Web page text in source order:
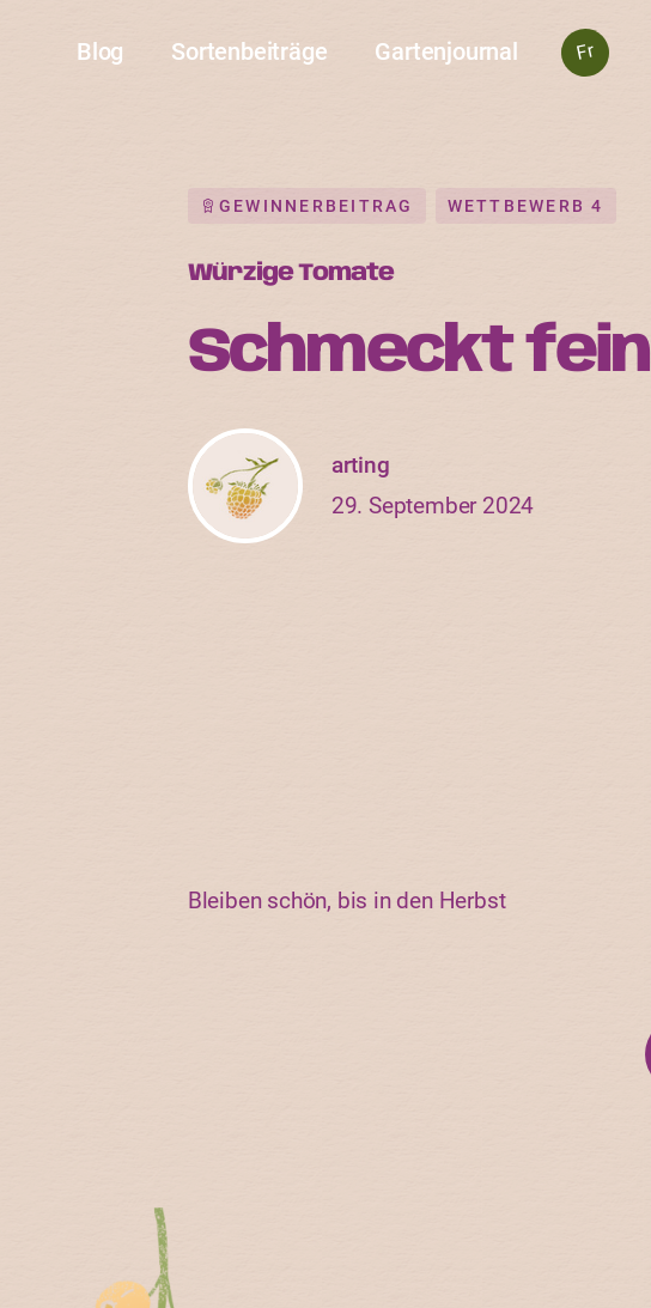
Fr
Blog Sortenbeiträge Gartenjournal
GEWINNERBEITRAG WETTBEWERB 4
Würzige Tomate
Schmeckt fein
arting
29. September 2024
Bleiben schön, bis in den Herbst